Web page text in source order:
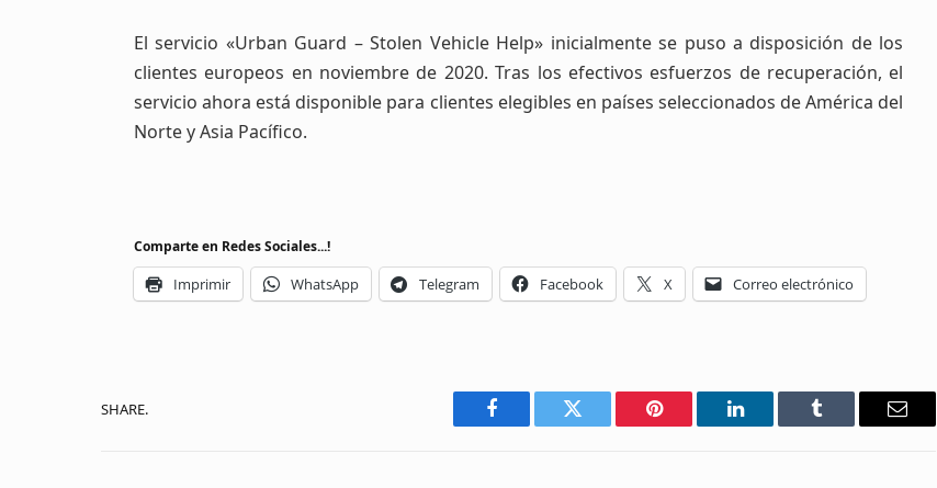
El servicio «Urban Guard – Stolen Vehicle Help» inicialmente se puso a disposición de los
clientes europeos en noviembre de 2020. Tras los efectivos esfuerzos de recuperación, el
servicio ahora está disponible para clientes elegibles en países seleccionados de América del
Norte y Asia Pacífico.
Comparte en Redes Sociales...!
Imprimir WhatsApp Telegram Facebook X Correo electrónico
SHARE.
Facebook Twitter Pinterest LinkedIn Tumblr Email